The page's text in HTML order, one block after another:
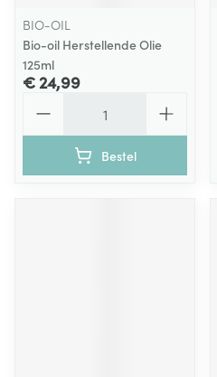
BIO-OIL
Bio-oil Herstellende Olie
125ml
€ 24,99
Bestel